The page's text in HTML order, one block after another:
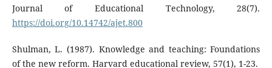
Journal of Educational Technology, 28(7).
https://doi.org/10.14742/ajet.800
Shulman, L. (1987). Knowledge and teaching: Foundations
of the new reform. Harvard educational review, 57(1), 1-23.